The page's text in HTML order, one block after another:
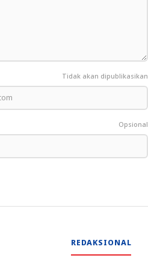
Tidak akan dipublikasikan
Opsional
REDAKSIONAL